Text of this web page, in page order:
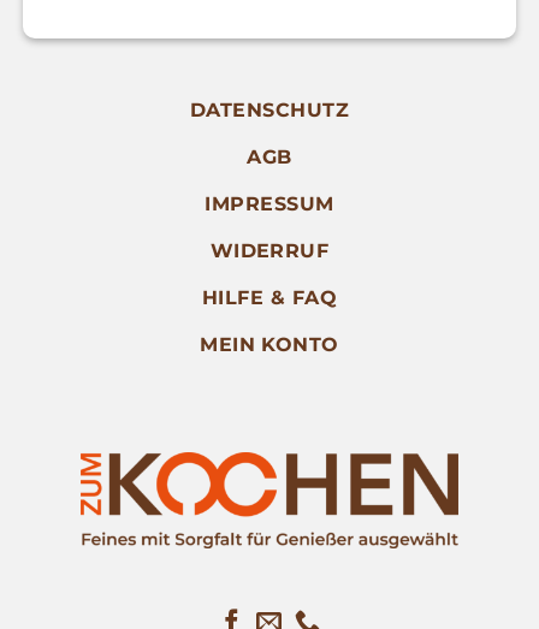
DATENSCHUTZ
AGB
IMPRESSUM
WIDERRUF
HILFE & FAQ
MEIN KONTO